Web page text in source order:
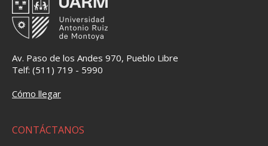
Av. Paso de los Andes 970, Pueblo Libre
Telf: (511) 719 - 5990
Cómo llegar
CONTÁCTANOS